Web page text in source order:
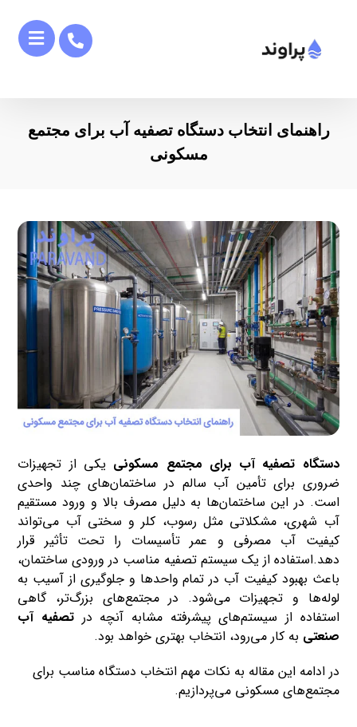
راهنمای انتخاب دستگاه تصفیه آب برای مجتمع‌
مسکونی
دستگاه تصفیه آب برای مجتمع مسکونی یکی از تجهیزات
ضروری برای تأمین آب سالم در ساختمان‌های چند واحدی
است. در این ساختمان‌ها به دلیل مصرف بالا و ورود مستقیم
آب شهری، مشکلاتی مثل رسوب، کلر و سختی آب می‌تواند
کیفیت آب مصرفی و عمر تأسیسات را تحت تأثیر قرار
دهد.استفاده از یک سیستم تصفیه مناسب در ورودی ساختمان،
باعث بهبود کیفیت آب در تمام واحدها و جلوگیری از آسیب به
لوله‌ها و تجهیزات می‌شود. در مجتمع‌های بزرگ‌تر، گاهی
استفاده از سیستم‌های پیشرفته مشابه آنچه در تصفیه آب
صنعتی به کار می‌رود، انتخاب بهتری خواهد بود.
در ادامه این مقاله به نکات مهم انتخاب دستگاه مناسب برای
مجتمع‌های مسکونی می‌پردازیم.